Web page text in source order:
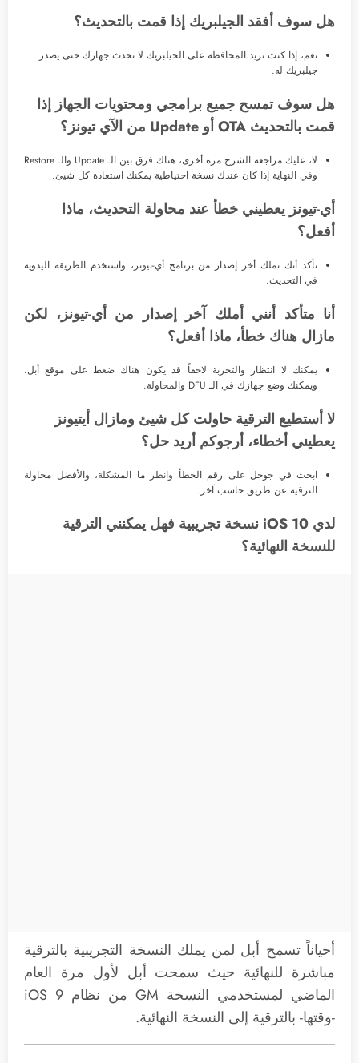
هل سوف أفقد الجيلبريك إذا قمت بالتحديث؟
نعم، إذا كنت تريد المحافظة على الجيلبريك لا تحدث جهازك حتى يصدر
جيلبريك له.
هل سوف تمسح جميع برامجي ومحتويات الجهاز إذا
قمت بالتحديث OTA أو Update من الآي تيونز؟
لا، عليك مراجعة الشرح مرة أخرى، هناك فرق بين الـ Update والـ Restore
وفي النهاية إذا كان عندك نسخة احتياطية يمكنك استعادة كل شيئ.
أي-تيونز يعطيني خطأ عند محاولة التحديث، ماذا
أفعل؟
تأكد أنك تملك أخر إصدار من برنامج أي-تيونز، واستخدم الطريقة اليدوية
في التحديث.
أنا متأكد أنني أملك آخر إصدار من أي-تيونز، لكن
مازال هناك خطأ، ماذا أفعل؟
يمكنك لا انتظار والتجربة لاحقاً قد يكون هناك ضغط على موقع أبل،
ويمكنك وضع جهازك في الـ DFU والمحاولة.
لا أستطيع الترقية حاولت كل شيئ ومازال أيتيونز
يعطيني أخطاء، أرجوكم أريد حل؟
ابحث في جوجل على رقم الخطأ وانظر ما المشكلة، والأفضل محاولة
الترقية عن طريق حاسب آخر.
لدي iOS 10 نسخة تجريبية فهل يمكنني الترقية
للنسخة النهائية؟
أحياناً تسمح أبل لمن يملك النسخة التجريبية بالترقية
مباشرة للنهائية حيث سمحت أبل لأول مرة العام
الماضي لمستخدمي النسخة GM من نظام iOS 9
-وقتها- بالترقية إلى النسخة النهائية.